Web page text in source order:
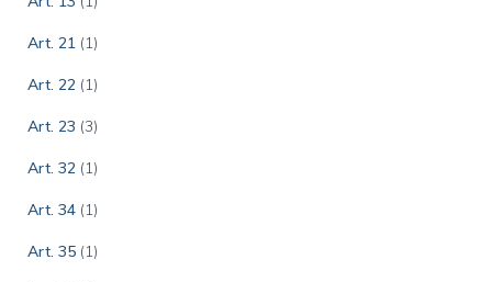
Art. 21 (1)
Art. 22 (1)
Art. 23 (3)
Art. 32 (1)
Art. 34 (1)
Art. 35 (1)